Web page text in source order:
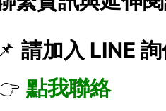
請加入 LINE
點我聯絡